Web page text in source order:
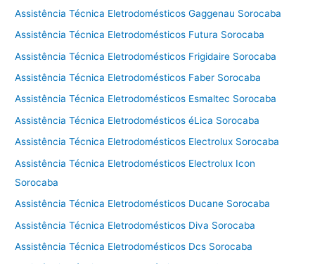
Assistência Técnica Eletrodomésticos Gaggenau Sorocaba
Assistência Técnica Eletrodomésticos Futura Sorocaba
Assistência Técnica Eletrodomésticos Frigidaire Sorocaba
Assistência Técnica Eletrodomésticos Faber Sorocaba
Assistência Técnica Eletrodomésticos Esmaltec Sorocaba
Assistência Técnica Eletrodomésticos éLica Sorocaba
Assistência Técnica Eletrodomésticos Electrolux Sorocaba
Assistência Técnica Eletrodomésticos Electrolux Icon
Sorocaba
Assistência Técnica Eletrodomésticos Ducane Sorocaba
Assistência Técnica Eletrodomésticos Diva Sorocaba
Assistência Técnica Eletrodomésticos Dcs Sorocaba